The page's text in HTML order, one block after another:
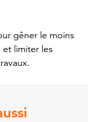
gêner le moins
et limiter les